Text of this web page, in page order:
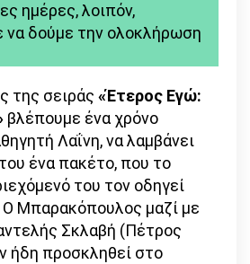
ημέρες, λοιπόν,
να δούμε την ολοκλήρωση
της σειράς «Έτερος Εγώ:
βλέπουμε ένα χρόνο
Λαΐνη, να λαμβάνει
ένα πακέτο, που το
του τον οδηγεί
Ο Μπαρακόπουλος μαζί με
Σκλαβή (Πέτρος
ήδη προσκληθεί στο